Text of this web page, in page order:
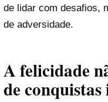
de lidar com desafios,
de adversidade.
A felicidade
de